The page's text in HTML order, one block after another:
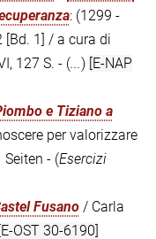
: (1299 -
[Bd. 1] / a cura di
127 S. - (...) [E-NAP
e Tiziano a
per valorizzare
Seiten - (Esercizi
Fusano / Carla
[E-OST 30-6190]